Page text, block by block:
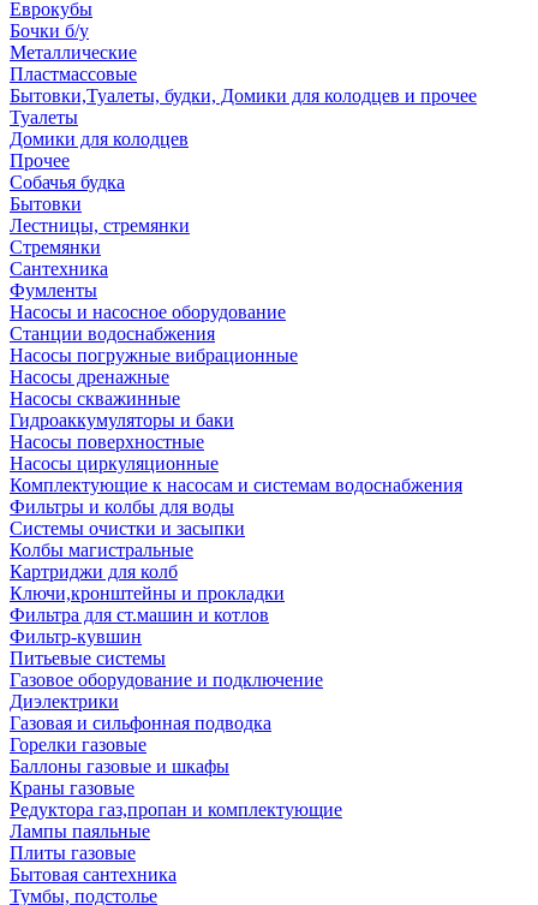
Еврокубы
Бочки б/у
Металлические
Пластмассовые
Бытовки,Туалеты, будки, Домики для колодцев и прочее
Туалеты
Домики для колодцев
Прочее
Собачья будка
Бытовки
Лестницы, стремянки
Стремянки
Сантехника
Фумленты
Насосы и насосное оборудование
Станции водоснабжения
Насосы погружные вибрационные
Насосы дренажные
Насосы скважинные
Гидроаккумуляторы и баки
Насосы поверхностные
Насосы циркуляционные
Комплектующие к насосам и системам водоснабжения
Фильтры и колбы для воды
Системы очистки и засыпки
Колбы магистральные
Картриджи для колб
Ключи,кронштейны и прокладки
Фильтра для ст.машин и котлов
Фильтр-кувшин
Питьевые системы
Газовое оборудование и подключение
Диэлектрики
Газовая и сильфонная подводка
Горелки газовые
Баллоны газовые и шкафы
Краны газовые
Редуктора газ,пропан и комплектующие
Лампы паяльные
Плиты газовые
Бытовая сантехника
Тумбы, подстолье